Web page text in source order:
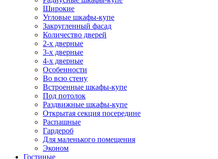
Широкие
Угловые шкафы-купе
Закругленный фасад
Количество дверей
2-х дверные
3-х дверные
4-х дверные
Особенности
Во всю стену
Встроенные шкафы-купе
Под потолок
Раздвижные шкафы-купе
Открытая секция посередине
Распашные
Гардероб
Для маленького помещения
Эконом
Гостиные